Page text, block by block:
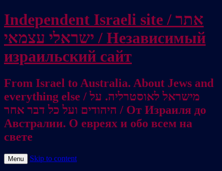
Independent Israeli site / אתר
ישראלי עצמאי / Независимый
израильский сайт
From Israel to Australia. About Jews and
everything else / מישראל לאוסטרליה. על
היהודים ועל כל דבר אחר / От Израиля до
Австралии. О евреях и обо всем на
свете
Menu Skip to content